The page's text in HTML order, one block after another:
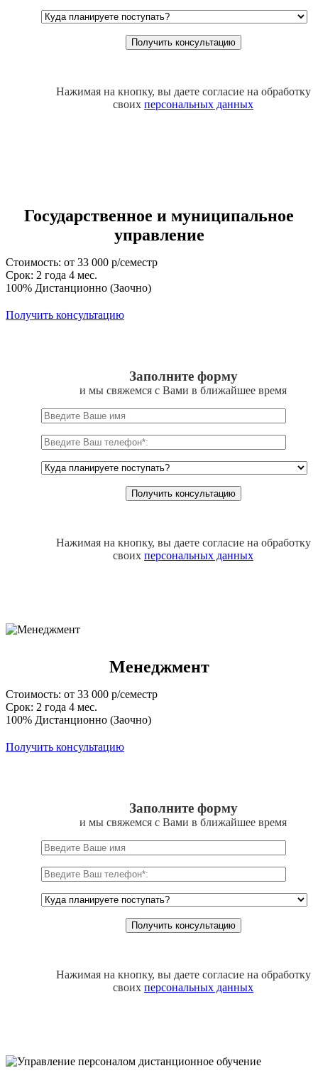
Нажимая на кнопку, вы даете согласие на обработку
своих персональных данных
Государственное и муниципальное
управление
Стоимость: от 33 000 р/семестр
Срок: 2 года 4 мес.
100% Дистанционно (Заочно)
Получить консультацию
Заполните форму
и мы свяжемся с Вами в ближайшее время
Нажимая на кнопку, вы даете согласие на обработку
своих персональных данных
Менеджмент
Стоимость: от 33 000 р/семестр
Срок: 2 года 4 мес.
100% Дистанционно (Заочно)
Получить консультацию
Заполните форму
и мы свяжемся с Вами в ближайшее время
Нажимая на кнопку, вы даете согласие на обработку
своих персональных данных